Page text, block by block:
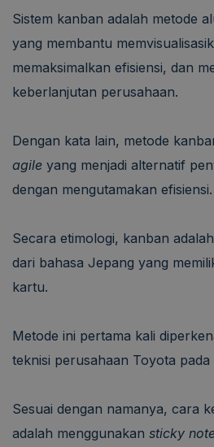
Sistem kanban adalah metode
yang membantu
memaksimalkan efisiensi, dan
keberlanjutan perusahaan.
Dengan kata lain, metode
agile yang menjadi alternatif
dengan mengutamakan efisiensi.
Secara etimologi, kanban
dari bahasa Jepang yang
kartu.
Metode ini pertama kali
teknisi perusahaan Toyota pada
Sesuai dengan namanya, cara
adalah menggunakan sticky